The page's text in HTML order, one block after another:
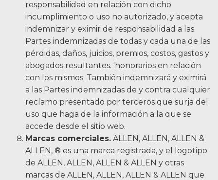
responsabilidad en relación con dicho
incumplimiento o uso no autorizado, y acepta
indemnizar y eximir de responsabilidad a las
Partes indemnizadas de todas y cada una de las
pérdidas, daños, juicios, premios, costos, gastos y
abogados resultantes. 'honorarios en relación
con los mismos. También indemnizará y eximirá
a las Partes indemnizadas de y contra cualquier
reclamo presentado por terceros que surja del
uso que haga de la información a la que se
accede desde el sitio web.
Marcas comerciales. ALLEN, ALLEN, ALLEN &
ALLEN, ® es una marca registrada, y el logotipo
de ALLEN, ALLEN, ALLEN & ALLEN y otras
marcas de ALLEN, ALLEN, ALLEN & ALLEN que